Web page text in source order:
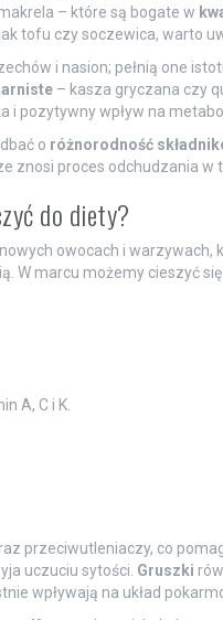
– które są bogate w
tofu czy soczewica, warto
i nasion; pełnią one
– kasza gryczana czy
i pozytywny wpływ na
o różnorodność
proces odchudzania w
do diety?
owocach i warzywach,
W marcu możemy cieszyć
A, C i K.
przeciwutleniaczy, co
uczuciu sytości. Gruszki
wpływają na układ